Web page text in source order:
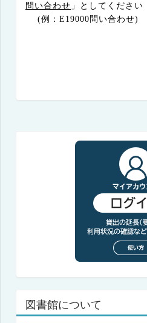
問い合わせ 」としてください
(例： E19000 問い合わせ)
図書館について